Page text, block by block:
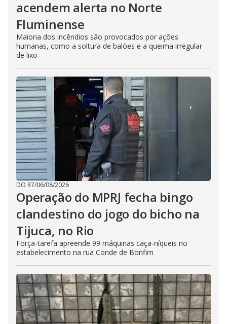
acendem alerta no Norte
Fluminense
Maioria dos incêndios são provocados por ações
humanas, como a soltura de balões e a queima irregular
de lixo
DO R7/06/08/2026
Operação do MPRJ fecha bingo
clandestino do jogo do bicho na
Tijuca, no Rio
Força-tarefa apreende 99 máquinas caça-níqueis no
estabelecimento na rua Conde de Bonfim